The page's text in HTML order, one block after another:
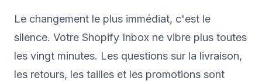
Le changement le plus immédiat, c'est le
silence. Votre Shopify Inbox ne vibre plus toutes
les vingt minutes. Les questions sur la livraison,
les retours, les tailles et les promotions sont